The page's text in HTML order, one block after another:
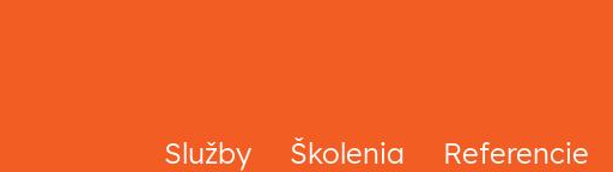
Služby Školenia Referencie